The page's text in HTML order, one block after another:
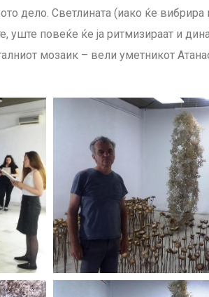
дело. Светлината (иако ќе вибрира
уште повеќе ќе ја ритмизираат и
мозаик – вели уметникот